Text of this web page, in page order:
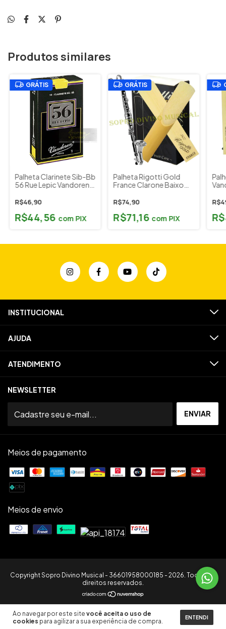
Ao navegar por este site você aceita o uso de
cookies para agilizar a sua experiência de compra. ENTENDI
Produtos similares
GRÁTIS
Palheta Clarinete Sib-Bb
56 Rue Lepic Vandoren
R$46,90
R$44,56 com PIX
GRÁTIS
Palheta Rigotti Gold
France Clarone Baixo
R$74,90
R$71,16 com PIX
INSTITUCIONAL
AJUDA
ATENDIMENTO
NEWSLETTER
Meios de pagamento
Meios de envio
Copyright Sopro Divino Musical - 36601958000185 - 2026. Todos os
direitos reservados.